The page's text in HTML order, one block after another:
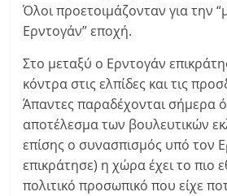
Όλοι προετοιμάζονταν για την
Ερντογάν” εποχή.
Στο μεταξύ ο Ερντογάν
κόντρα στις ελπίδες και τις
Άπαντες παραδέχονται σήμερα
αποτέλεσμα των βουλευτικών
επίσης ο συνασπισμός υπό τον
επικράτησε) η χώρα έχει το πιο
πολιτικό προσωπικό που είχε